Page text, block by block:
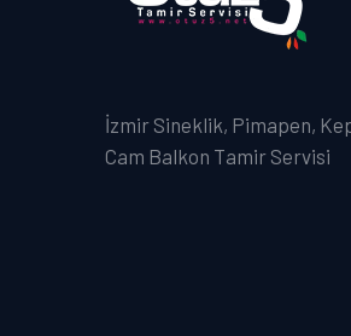
İzmir Sineklik, Pimapen,
Cam Balkon Tamir Servisi